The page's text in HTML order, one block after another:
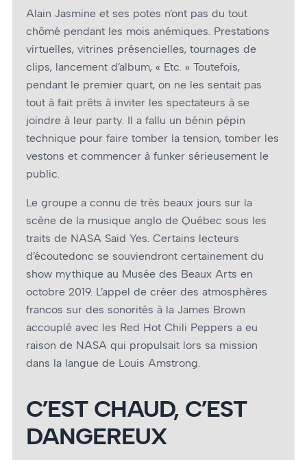
Alain Jasmine et ses potes n’ont pas du tout
chômé pendant les mois anémiques. Prestations
virtuelles, vitrines présencielles, tournages de
clips, lancement d’album, « Etc. » Toutefois,
pendant le premier quart, on ne les sentait pas
tout à fait prêts à inviter les spectateurs à se
joindre à leur party. Il a fallu un bénin pépin
technique pour faire tomber la tension, tomber les
vestons et commencer à funker sérieusement le
public.
Le groupe a connu de très beaux jours sur la
scène de la musique anglo de Québec sous les
traits de NASA Said Yes. Certains lecteurs
d’écoutedonc se souviendront certainement du
show mythique au Musée des Beaux Arts en
octobre 2019. L’appel de créer des atmosphères
francos sur des sonorités à la James Brown
accouplé avec les Red Hot Chili Peppers a eu
raison de NASA qui propulsait lors sa mission
dans la langue de Louis Amstrong.
C’EST CHAUD, C’EST
DANGEREUX